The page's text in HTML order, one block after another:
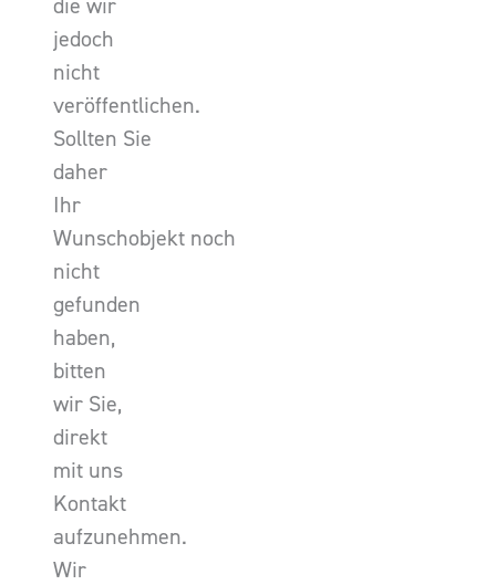
die wir
jedoch
nicht
veröffentlichen.
Sollten Sie
daher
Ihr
Wunschobjekt noch
nicht
gefunden
haben,
bitten
wir Sie,
direkt
mit uns
Kontakt
aufzunehmen.
Wir